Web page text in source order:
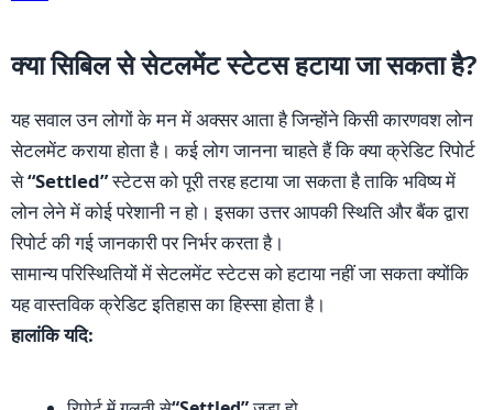
क्या सिबिल से सेटलमेंट स्टेटस हटाया जा सकता है?
यह सवाल उन लोगों के मन में अक्सर आता है जिन्होंने किसी कारणवश लोन
सेटलमेंट कराया होता है। कई लोग जानना चाहते हैं कि क्या क्रेडिट रिपोर्ट
से“Settled”स्टेटस को पूरी तरह हटाया जा सकता है ताकि भविष्य में
लोन लेने में कोई परेशानी न हो। इसका उत्तर आपकी स्थिति और बैंक द्वारा
रिपोर्ट की गई जानकारी पर निर्भर करता है।
सामान्य परिस्थितियों में सेटलमेंट स्टेटस को हटाया नहीं जा सकता क्योंकि
यह वास्तविक क्रेडिट इतिहास का हिस्सा होता है।
हालांकि यदि: